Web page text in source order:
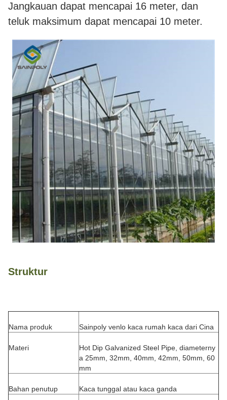
Jangkauan dapat mencapai 16 meter, dan
teluk maksimum dapat mencapai 10 meter.
Struktur
Nama produk Sainpoly venlo kaca rumah kaca dari Cina
Materi
Hot Dip Galvanized Steel Pipe, diameterny
a 25mm, 32mm, 40mm, 42mm, 50mm, 60
mm
Bahan penutup Kaca tunggal atau kaca ganda